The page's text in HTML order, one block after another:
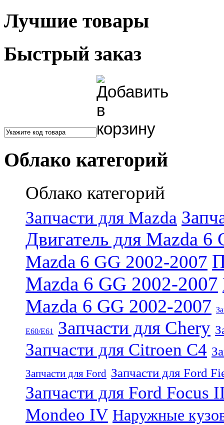
Лучшие товары
Быстрый заказ
Облако категорий
Облако категорий
Запчасти для Mazda
Двигатель для Mazda 6
Mazda 6 GG 2002-2007
Mazda 6 GG 2002-2007
Mazda 6 GG 2002-2007
E60/E61 Запчасти для Chery
Запчасти для Citroen C4
Запчасти для Ford Запчасти для Ford
Запчасти для Ford Focus
Mondeo IV Наружные